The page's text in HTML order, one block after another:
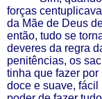
forças
da Mãe de Deus
então, tudo se
deveres da regra
penitências, os
tinha que fazer
doce e suave,